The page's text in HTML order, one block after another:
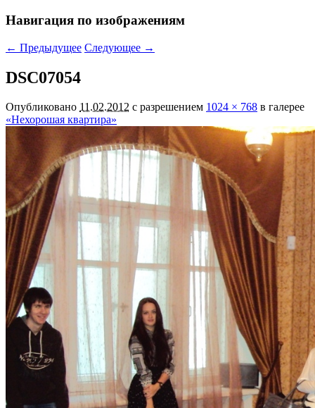
Навигация по изображениям
← Предыдущее Следующее →
DSC07054
Опубликовано 11.02.2012 с разрешением 1024 × 768 в галерее
«Нехорошая квартира»